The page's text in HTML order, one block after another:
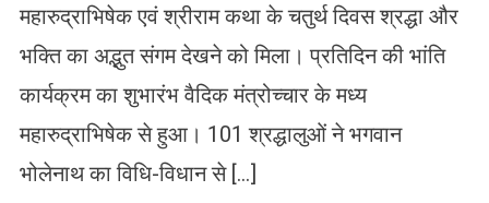
महारुद्राभिषेक एवं श्रीराम कथा के चतुर्थ दिवस श्रद्धा और
भक्ति का अद्भुत संगम देखने को मिला। प्रतिदिन की भांति
कार्यक्रम का शुभारंभ वैदिक मंत्रोच्चार के मध्य
महारुद्राभिषेक से हुआ। 101 श्रद्धालुओं ने भगवान
भोलेनाथ का विधि-विधान से […]